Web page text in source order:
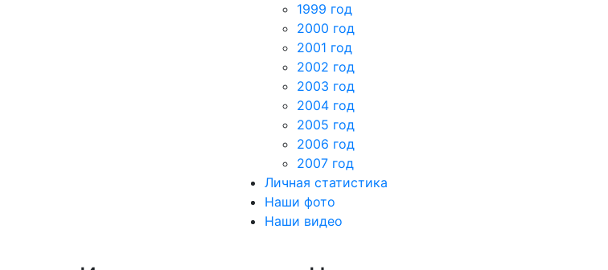
1999 год
2000 год
2001 год
2002 год
2003 год
2004 год
2005 год
2006 год
2007 год
Личная статистика
Наши фото
Наши видео